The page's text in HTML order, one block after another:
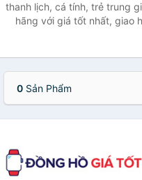
thanh lịch, cá tính, trẻ trung
hãng với giá tốt nhất, giao
0 Sản Phẩm